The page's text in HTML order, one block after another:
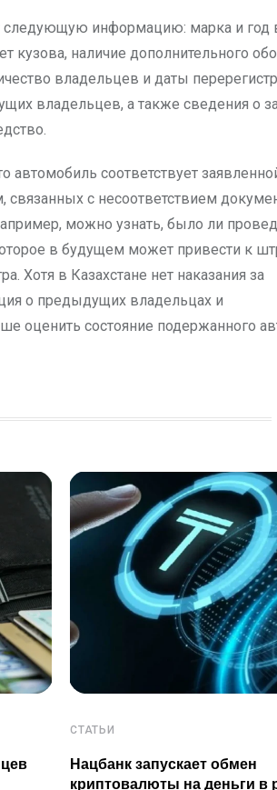
следующую информацию: марка и год
кузова, наличие дополнительного
владельцев и даты
владельцев, а также сведения о
автомобиль соответствует
с несоответствием
можно узнать, было ли
в будущем может привести к
Хотя в Казахстане нет наказания за
о предыдущих владельцах и
оценить состояние подержанного
СТАТЬИ
Нацбанк запускает обмен
криптовалюты на деньги в